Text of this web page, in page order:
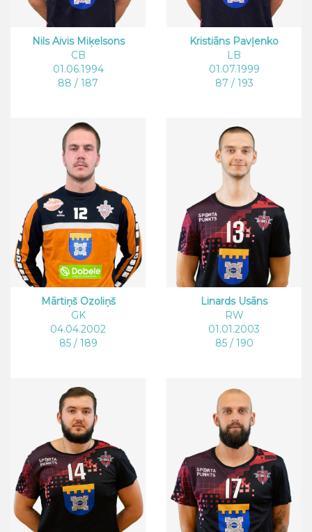
Nils Aivis Miķelsons
CB
01.06.1994
88 / 187
Kristiāns Pavļenko
LB
01.07.1999
87 / 193
Mārtiņš Ozoliņš
GK
04.04.2002
85 / 189
Linards Usāns
RW
01.01.2003
85 / 190